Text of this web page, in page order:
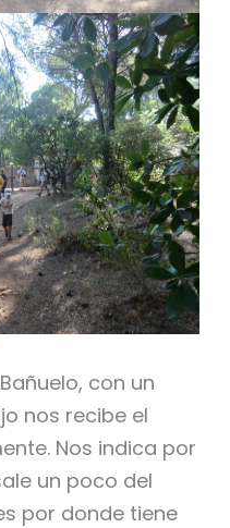
con un
nos recibe el
Nos indica por
un poco del
por donde tiene